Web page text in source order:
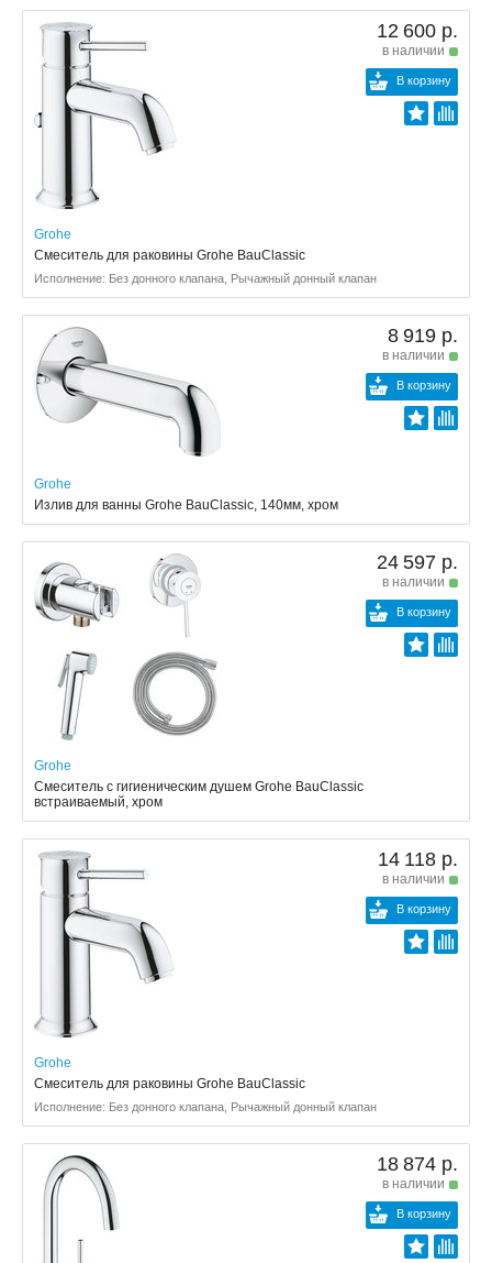
12 600 р.
в наличии
В корзину
Grohe
Смеситель для раковины Grohe BauClassic
Исполнение: Без донного клапана, Рычажный донный клапан
8 919 р.
в наличии
В корзину
Grohe
Излив для ванны Grohe BauClassic, 140мм, хром
24 597 р.
в наличии
В корзину
Grohe
Смеситель с гигиеническим душем Grohe BauClassic
встраиваемый, хром
14 118 р.
в наличии
В корзину
Grohe
Смеситель для раковины Grohe BauClassic
Исполнение: Без донного клапана, Рычажный донный клапан
18 874 р.
в наличии
В корзину